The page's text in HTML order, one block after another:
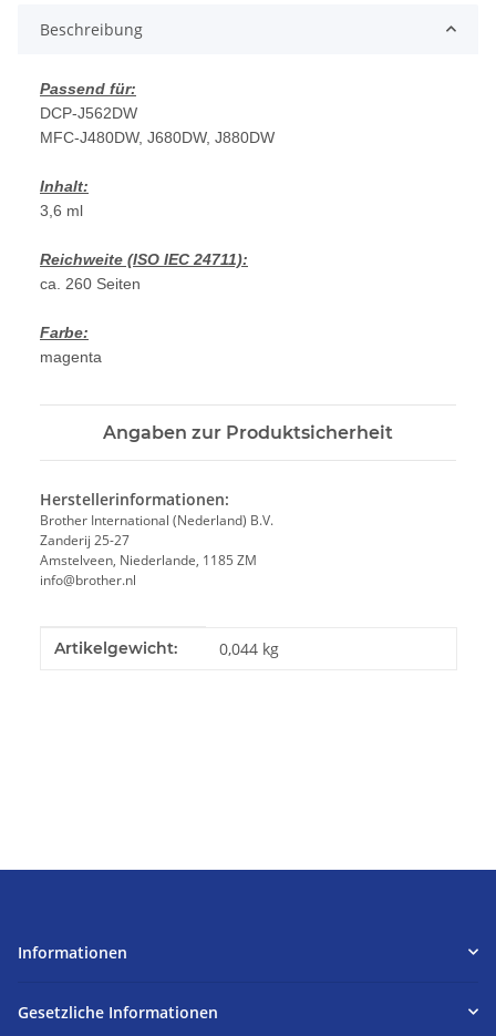
Beschreibung
Passend für:
DCP-J562DW
MFC-J480DW, J680DW, J880DW
Inhalt:
3,6 ml
Reichweite (ISO IEC 24711):
ca. 260 Seiten
Farbe:
magenta
Angaben zur Produktsicherheit
Herstellerinformationen:
Brother International (Nederland) B.V.
Zanderij 25-27
Amstelveen, Niederlande, 1185 ZM
info@brother.nl
Produkteigenschaft
Wert
Artikelgewicht: 0,044 kg
Informationen
Gesetzliche Informationen